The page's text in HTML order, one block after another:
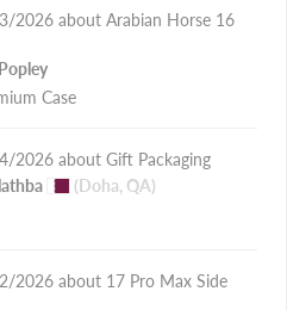
2026
Arabian Horse 16
Case
2026
Gift Packaging
(Doha, QA)
2026
17 Pro Max Side